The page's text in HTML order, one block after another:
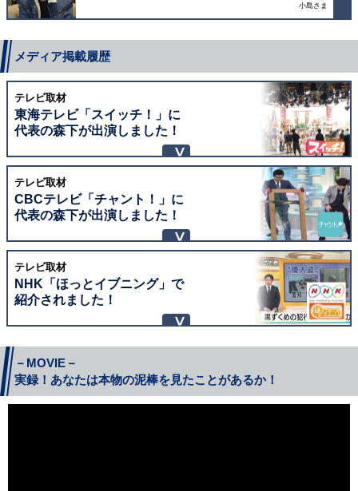
小島さま
メディア掲載履歴
テレビ取材
東海テレビ「スイッチ！」に
代表の森下が出演しました！
テレビ取材
CBCテレビ「チャント！」に
代表の森下が出演しました！
テレビ取材
NHK「ほっとイブニング」で
紹介されました！
－MOVIE－
実録！あなたは本物の泥棒を見たことがあるか！